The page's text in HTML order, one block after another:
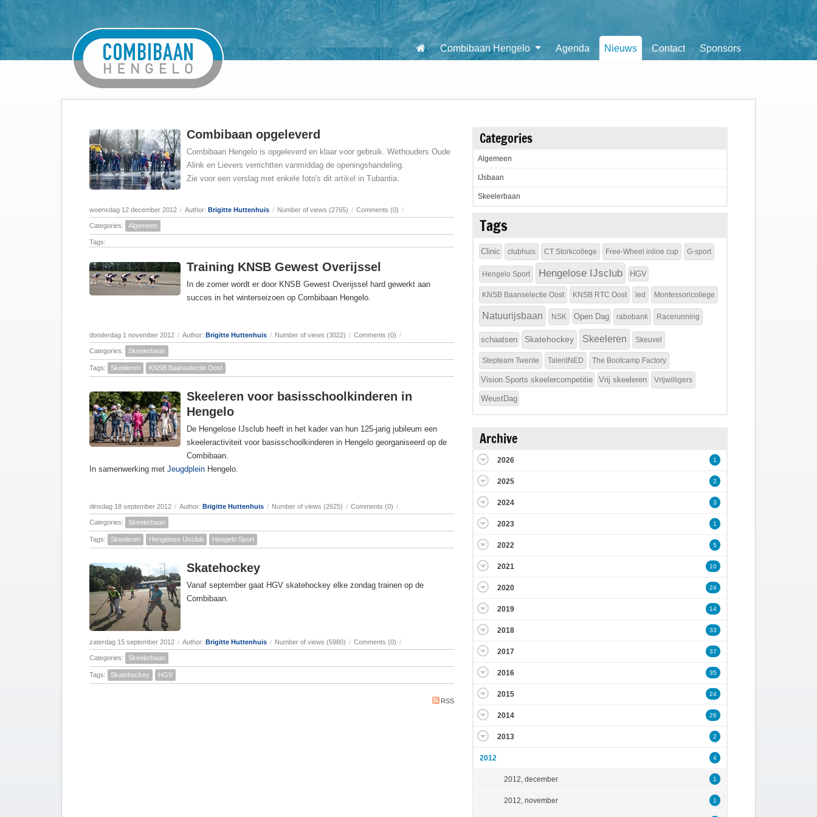
Combibaan Hengelo Agenda Nieuws Contact Sponsors
Combibaan opgeleverd
Combibaan Hengelo is opgeleverd en klaar voor gebruik. Wethouders Oude
Alink en Lievers verrichtten vanmiddag de openingshandeling.
Zie voor een verslag met enkele foto's dit artikel in Tubantia.
woensdag 12 december 2012 / Author: Brigitte Huttenhuis / Number of views (2765) / Comments (0) /
Categories: Algemeen
Tags:
Training KNSB Gewest Overijssel
In de zomer wordt er door KNSB Gewest Overijssel hard gewerkt aan
succes in het winterseizoen op Combibaan Hengelo.
donderdag 1 november 2012 / Author: Brigitte Huttenhuis / Number of views (3022) / Comments (0) /
Categories: Skeelerbaan
Tags: Skeeleren KNSB Baanselectie Oost
Skeeleren voor basisschoolkinderen in
Hengelo
De Hengelose IJsclub heeft in het kader van hun 125-jarig jubileum een
skeeleractiviteit voor basisschoolkinderen in Hengelo georganiseerd op de
Combibaan.
In samenwerking met Jeugdplein Hengelo.
dinsdag 18 september 2012 / Author: Brigitte Huttenhuis / Number of views (2625) / Comments (0) /
Categories: Skeelerbaan
Tags: Skeeleren Hengelose IJsclub Hengelo Sport
Skatehockey
Vanaf september gaat HGV skatehockey elke zondag trainen op de
Combibaan.
zaterdag 15 september 2012 / Author: Brigitte Huttenhuis / Number of views (5980) / Comments (0) /
Categories: Skeelerbaan
Tags: Skatehockey HGV
RSS
Categories
Algemeen
IJsbaan
Skeelerbaan
Tags
Clinic clubhuis CT Storkcollege Free-Wheel inline cup G-sport
Hengelo Sport Hengelose IJsclub HGV
KNSB Baanselectie Oost KNSB RTC Oost led Montessoricollege
Natuurijsbaan NSK Open Dag rabobank Racerunning
schaatsen Skatehockey Skeeleren Skeuvel
Stepteam Twente TalentNED The Bootcamp Factory
Vision Sports skeelercompetitie Vrij skeeleren Vrijwilligers
WeustDag
Archive
2026 1
2025 2
2024 3
2023 1
2022 5
2021 10
2020 24
2019 14
2018 33
2017 37
2016 35
2015 24
2014 26
2013 2
2012 4
2012, december 1
2012, november 1